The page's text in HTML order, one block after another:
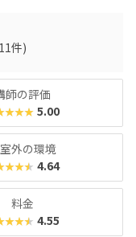
件)
師の評価
5.00
外の環境
4.64
料金
4.55